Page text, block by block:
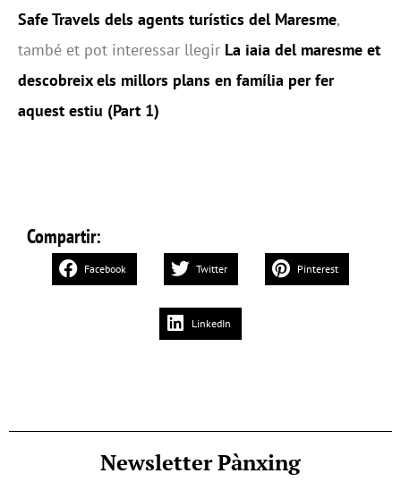
Safe Travels dels agents turístics del Maresme,
també et pot interessar llegir La iaia del maresme et
descobreix els millors plans en família per fer
aquest estiu (Part 1)
Compartir:
Facebook Twitter Pinterest
LinkedIn
Newsletter Pànxing